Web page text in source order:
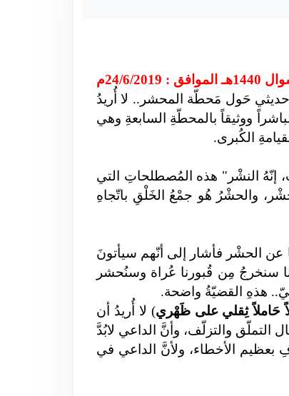
حديثي حَول مَحطّة المحشر.. لا أُريدُ
ووثيقاً بالمحطّةِ السابعةِ وهي
الكُبرى.
إنّهُ النشْر" هذه المُصطلحاتِ التي
والحشْرُ هُو جمْعُ الخَلْقِ باتّجاهِ
الحشْر فأشار إلى أنّهم سيأتونَ
سنخرجُ مِن قُبورنا عُراة وسنُحشر
هذهِ القضيّةُ واضحة.
حَاملاً ثِقلي على ظَهْري) لا أُريدُ أن
التملّق والتزلّف، وأنَّ الداعي لابُدَّ
بعظيم الأخطاء، ولأنَّ الداعي في